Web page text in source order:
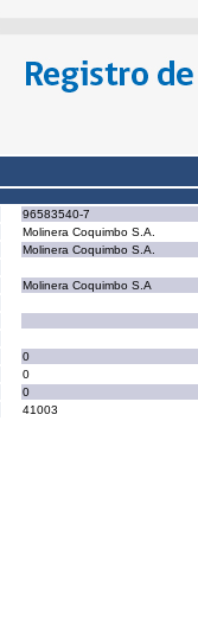
96583540-7
Molinera Coquimbo S.A.
Molinera Coquimbo S.A.
Molinera Coquimbo S.A
0
0
0
41003